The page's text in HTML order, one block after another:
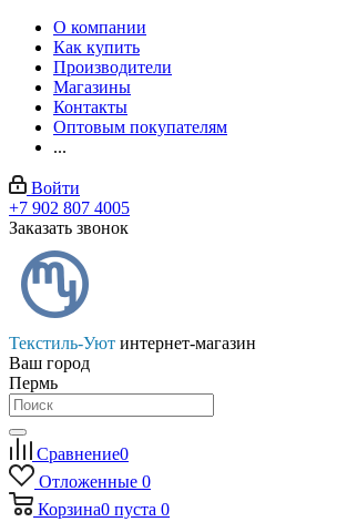
О компании
Как купить
Производители
Магазины
Контакты
Оптовым покупателям
...
Войти
+7 902 807 4005
Заказать звонок
Текстиль-Уют интернет-магазин
Ваш город
Пермь
Сравнение0
Отложенные 0
Корзина0 пуста 0